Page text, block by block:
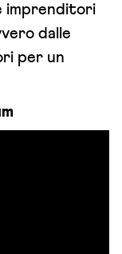
imprenditori
dalle
per un